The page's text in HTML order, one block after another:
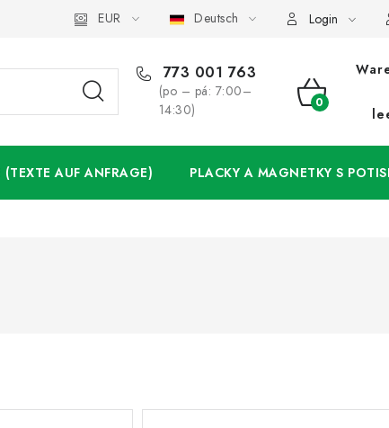
Datenschutzerklärung Großhandel Meine
EUR Deutsch Login
773 001 763
(po – pá: 7:00–
14:30)
AUF ANFRAGE) PLACKY A MAGNETKY S